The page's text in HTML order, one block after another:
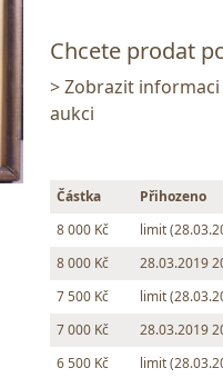
Chcete prodat
> Zobrazit
aukci
Částka Přihozeno
8 000 Kč
limit
8 000 Kč
28.03.2019
7 500 Kč
limit
7 000 Kč
28.03.2019
6 500 Kč
limit